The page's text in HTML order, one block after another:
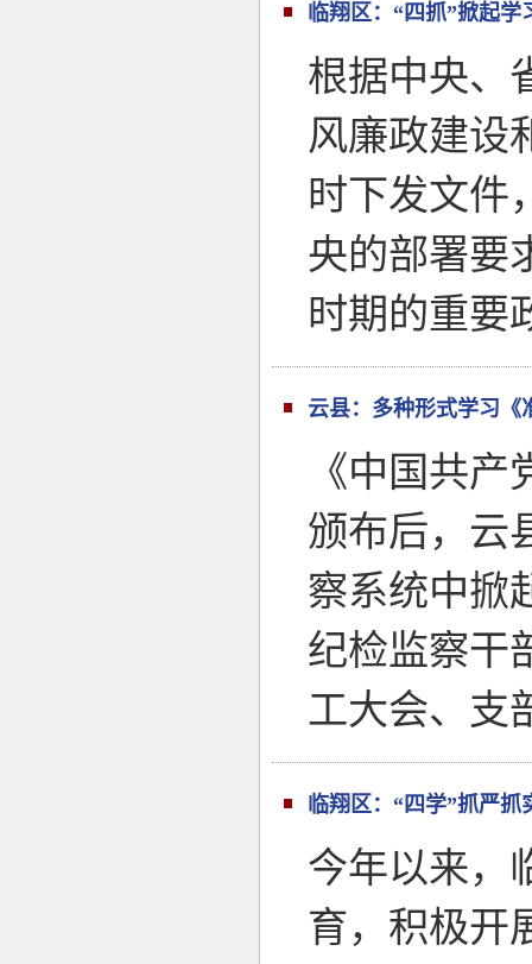
临翔区：“四抓”掀起
根据中央、
风廉政建设
时下发文件
央的部署要
时期的重要
云县：多种形式学习《
《中国共
颁布后，云
察系统中掀
纪检监察干
工大会、支
临翔区：“四学”抓严抓
今年以来，
育，积极开